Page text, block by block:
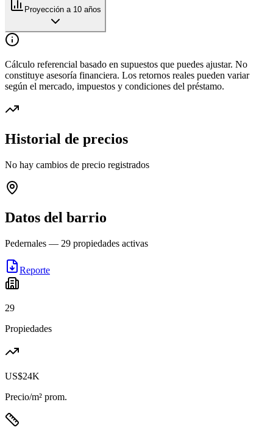
Proyección a 10 años
Cálculo referencial basado en supuestos que puedes ajustar. No
constituye asesoría financiera. Los retornos reales pueden variar
según el mercado, impuestos y condiciones del préstamo.
Historial de precios
No hay cambios de precio registrados
Datos del barrio
Pedernales — 29 propiedades activas
Reporte
29
Propiedades
US$24K
Precio/m² prom.